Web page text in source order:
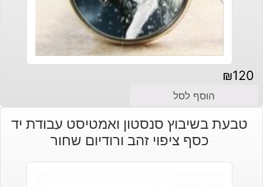
₪120
הוסף לסל
טבעת בשיבוץ סנסטון ואמטיסט עבודת יד
כסף ציפוי זהב ורודיום שחור